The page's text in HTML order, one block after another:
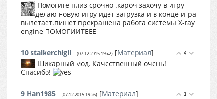
Помогите плиз срочно .кароч захочу в игру
делаю новую игру идет загрузка и в конце игра
вылетает.пишет прекращена работа системы X-ray
engine ПОМОГИИТЕЕЕ
4
10 stalkerchigil (07.12.2015 19:42) [Материал]
Шикарный мод. Качественный очень!
Спасибо!
1
9 Han1985 (07.12.2015 19:26) [Материал]